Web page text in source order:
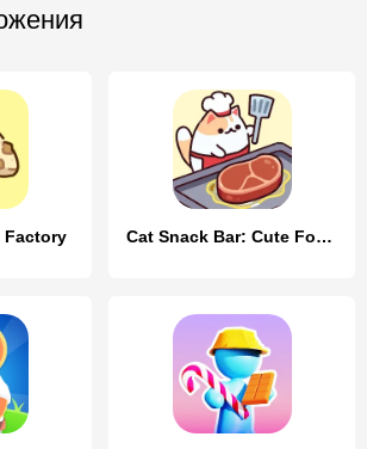
Factory Cat Snack Bar: Cute Food Games